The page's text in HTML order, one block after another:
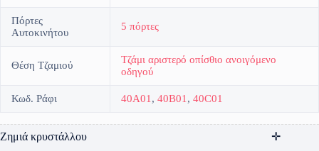
Πόρτες
Αυτοκινήτου
5 πόρτες
Θέση Τζαμιού
Τζάμι αριστερό οπίσθιο ανοιγόμενο
οδηγού
Κωδ. Ράφι 40A01 , 40B01 , 40C01
Ζημιά κρυστάλλου